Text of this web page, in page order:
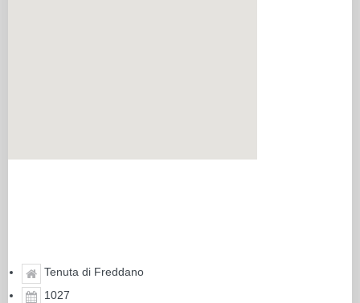
Tenuta di Freddano
1027